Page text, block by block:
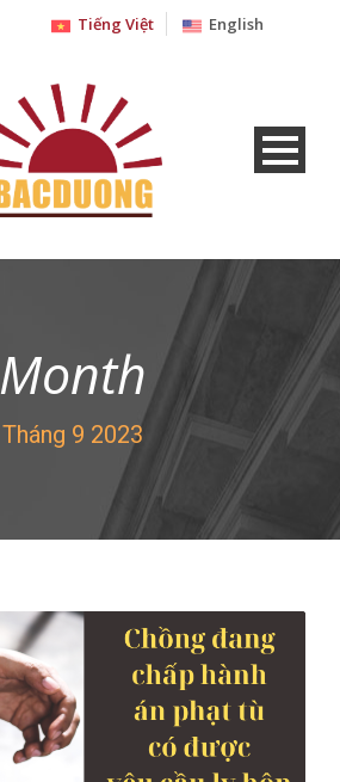
Tiếng Việt English
Month
Tháng 9 2023